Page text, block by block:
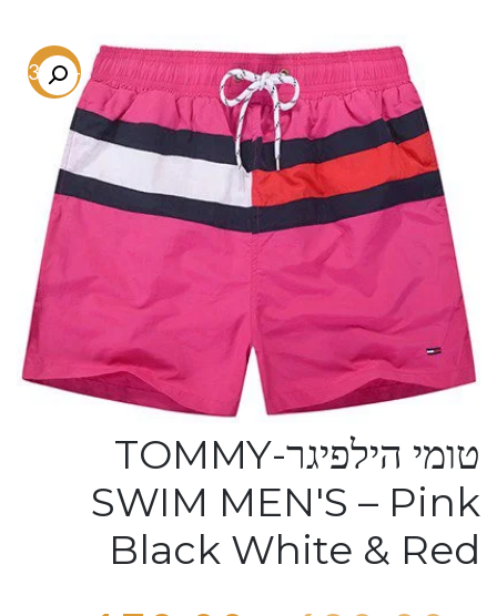
-73.7%
טומי הילפיגר-TOMMY
SWIM MEN'S – Pink
Black White & Red